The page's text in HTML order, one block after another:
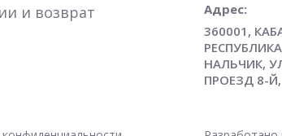
и возврат
Адрес:
360001,
НАЛЬЧИК,
ПРОЕЗД 8-